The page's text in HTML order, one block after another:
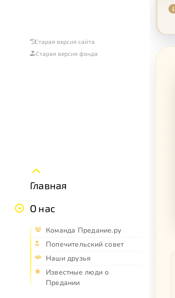
Старая версия сайта
Старая версия фонда
Главная
О нас
Команда Предание.ру
Попечительский совет
Наши друзья
Известные люди о
Предании